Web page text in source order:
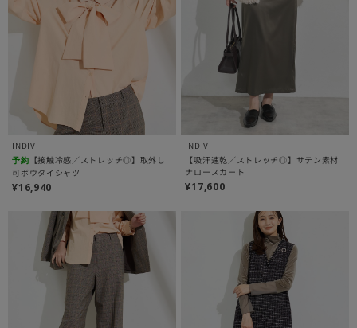
INDIVI
予約 【接触冷感／ストレッチ◎】取外し
可ボウタイシャツ
¥16,940
INDIVI
【吸汗速乾／ストレッチ◎】サテン素材
ナロースカート
¥17,600